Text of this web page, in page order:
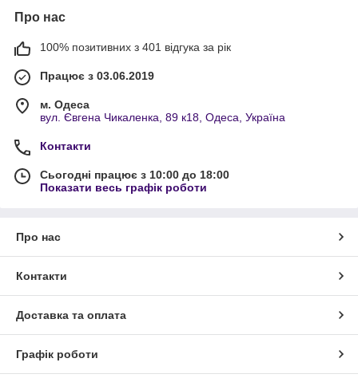
Про нас
100% позитивних з 401 відгука за рік
Працює з 03.06.2019
м. Одеса
вул. Євгена Чикаленка, 89 к18, Одеса, Україна
Контакти
Сьогодні працює з 10:00 до 18:00
Показати весь графік роботи
Про нас
Контакти
Доставка та оплата
Графік роботи